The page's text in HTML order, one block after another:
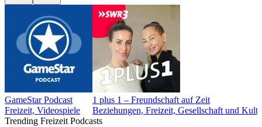
GameStar Podcast
Freizeit, Videospiele
1 plus 1 – Freundschaft auf Zeit
Beziehungen, Freizeit, Gesellschaft und
Trending Freizeit Podcasts